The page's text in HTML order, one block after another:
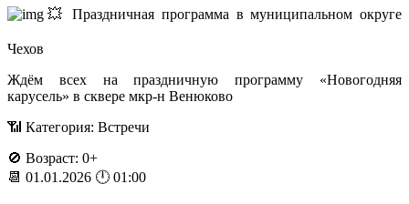
💥 Праздничная программа в муниципальном округе
Чехов
Ждём всех на праздничную программу «Новогодняя
карусель» в сквере мкр-н Венюково
📶 Категория: Встречи
🚫 Возраст: 0+
📆 01.01.2026 🕛 01:00